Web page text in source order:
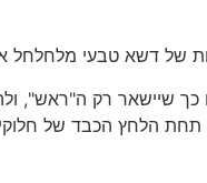
של דשא טבעי
10 ס"מ מהחלק התחתון של אחד
תחת הלחץ הכבד של